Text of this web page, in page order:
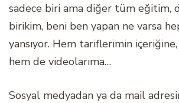
sadece biri ama diğer tüm eğitim,
birikim, beni ben yapan ne varsa
yansıyor. Hem tariflerimin içeriğine,
hem de videolarıma…
Sosyal medyadan ya da mail